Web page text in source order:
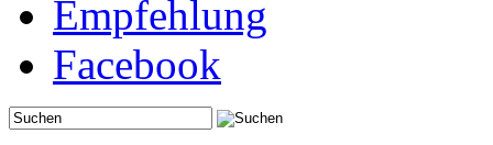
Empfehlung
Facebook